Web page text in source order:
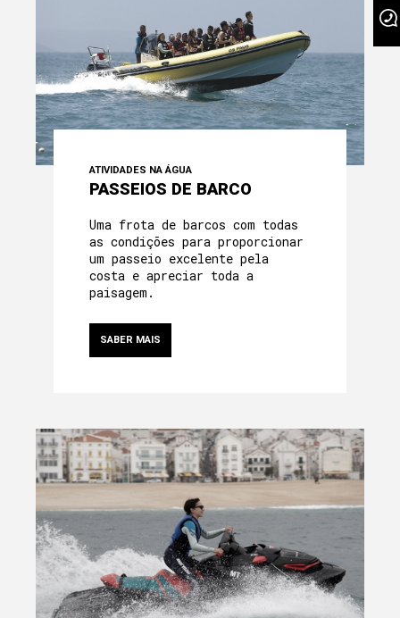
NO NOSSO JARDIM
À NOSSA VOLTA
PROGRAMAS E ATIVIDADES
ATIVIDADES NA ÁGUA
PASSEIOS DE BARCO
Uma frota de barcos com todas
as condições para proporcionar
um passeio excelente pela
costa e apreciar toda a
paisagem.
SABER MAIS